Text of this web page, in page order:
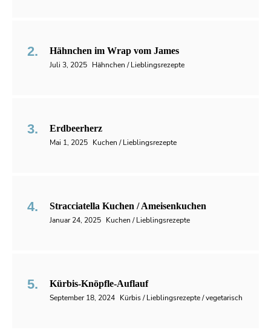
Hähnchen im Wrap vom James
Juli 3, 2025 Hähnchen / Lieblingsrezepte
Erdbeerherz
Mai 1, 2025 Kuchen / Lieblingsrezepte
Stracciatella Kuchen / Ameisenkuchen
Januar 24, 2025 Kuchen / Lieblingsrezepte
Kürbis-Knöpfle-Auflauf
September 18, 2024 Kürbis / Lieblingsrezepte / vegetarisch